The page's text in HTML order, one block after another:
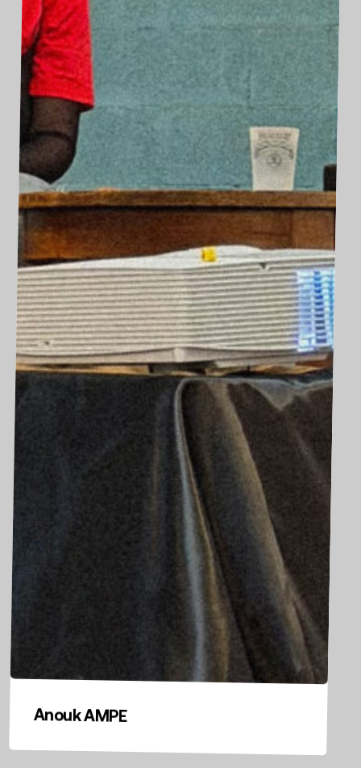
Anouk AMPE